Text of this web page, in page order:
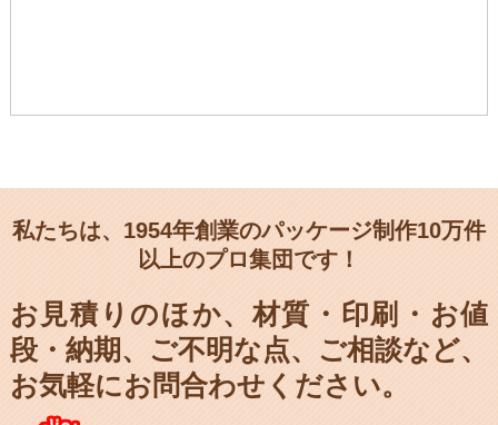
私たちは、1954年創業のパッケージ制作10万件
以上のプロ集団です！
お見積りのほか、材質・印刷・お値
段・納期、
ご不明な点、ご相談など、
お気軽にお問合わせください。